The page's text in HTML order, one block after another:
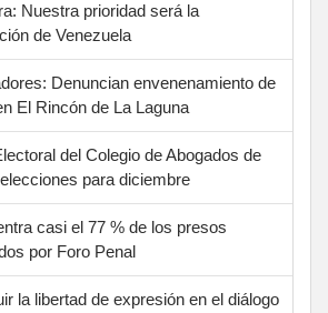
Nuestra prioridad será la
de Venezuela
Denuncian envenenamiento de
El Rincón de La Laguna
del Colegio de Abogados de
para diciembre
casi el 77 % de los presos
por Foro Penal
la libertad de expresión en el diálogo